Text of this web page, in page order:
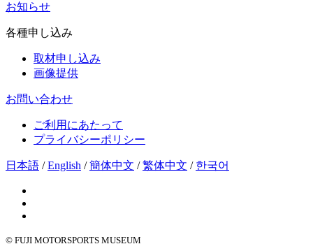
お知らせ
各種申し込み
取材申し込み
画像提供
お問い合わせ
ご利用にあたって
プライバシーポリシー
日本語 /English /簡体中文 /繁体中文 / 한국어
© FUJI MOTORSPORTS MUSEUM